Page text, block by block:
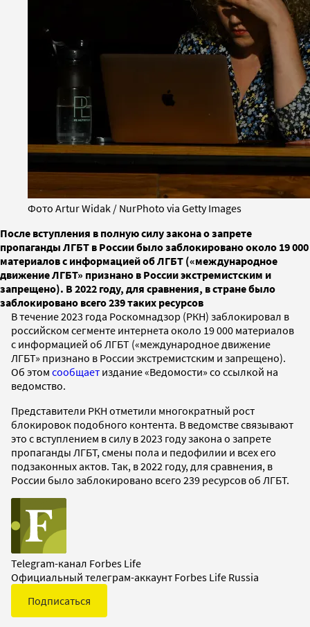
Фото Artur Widak / NurPhoto via Getty Images
После вступления в полную силу закона о запрете
пропаганды ЛГБТ в России было заблокировано около 19 000
материалов с информацией об ЛГБТ («международное
движение ЛГБТ» признано в России экстремистским и
запрещено). В 2022 году, для сравнения, в стране было
заблокировано всего 239 таких ресурсов
В течение 2023 года Роскомнадзор (РКН) заблокировал в
российском сегменте интернета около 19 000 материалов
с информацией об ЛГБТ («международное движение
ЛГБТ» признано в России экстремистским и запрещено).
Об этом сообщает издание «Ведомости» со ссылкой на
ведомство.
Представители РКН отметили многократный рост
блокировок подобного контента. В ведомстве связывают
это с вступлением в силу в 2023 году закона о запрете
пропаганды ЛГБТ, смены пола и педофилии и всех его
подзаконных актов. Так, в 2022 году, для сравнения, в
России было заблокировано всего 239 ресурсов об ЛГБТ.
Telegram-канал Forbes Life
Официальный телеграм-аккаунт Forbes Life Russia
Подписаться